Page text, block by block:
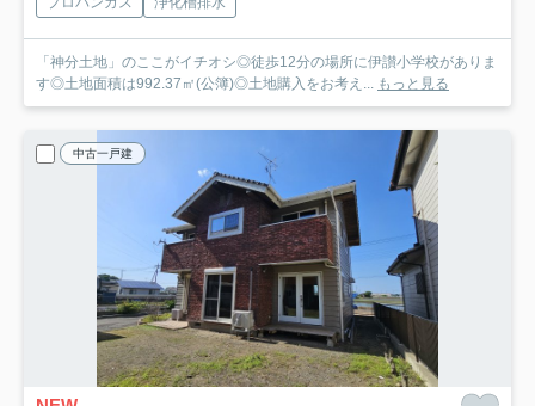
「神分土地」のここがイチオシ◎徒歩12分の場所に伊讃小学校がありま
す◎土地面積は992.37㎡(公簿)◎土地購入をお考え... もっと見る
中古一戸建